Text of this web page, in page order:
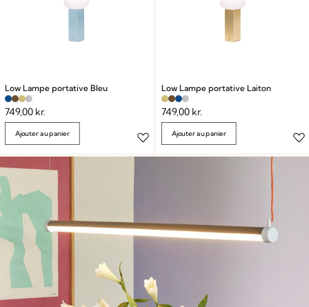
Low Lampe portative Bleu
749,00 kr.
Ajouter au panier
Low Lampe portative Laiton
749,00 kr.
Ajouter au panier